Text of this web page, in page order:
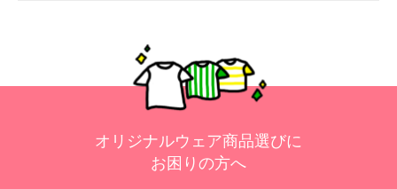
オリジナルウェア商品選びに
お困りの方へ